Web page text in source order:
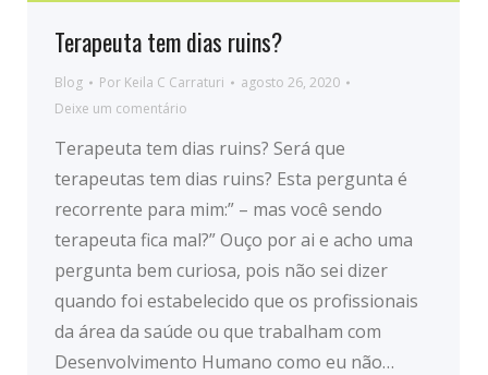
Terapeuta tem dias ruins?
Blog Por Keila C Carraturi
agosto 26, 2020
Deixe um comentário
Terapeuta tem dias ruins? Será que
terapeutas tem dias ruins? Esta pergunta é
recorrente para mim:” – mas você sendo
terapeuta fica mal?” Ouço por ai e acho uma
pergunta bem curiosa, pois não sei dizer
quando foi estabelecido que os profissionais
da área da saúde ou que trabalham com
Desenvolvimento Humano como eu não…